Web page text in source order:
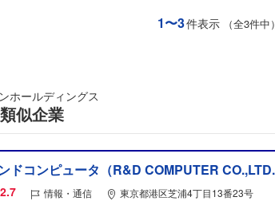
1〜3件表示 （全3件中）
ホールディングス
似企業
ドコンピュータ（R&D COMPUTER CO.,LTD.
2.7 情報・通信 東京都港区芝浦4丁目13番23号